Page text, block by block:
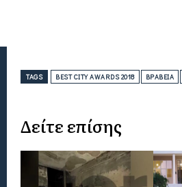
TAGS BEST CITY AWARDS 2018 ΒΡΑΒΕΊΑ
Δείτε επίσης